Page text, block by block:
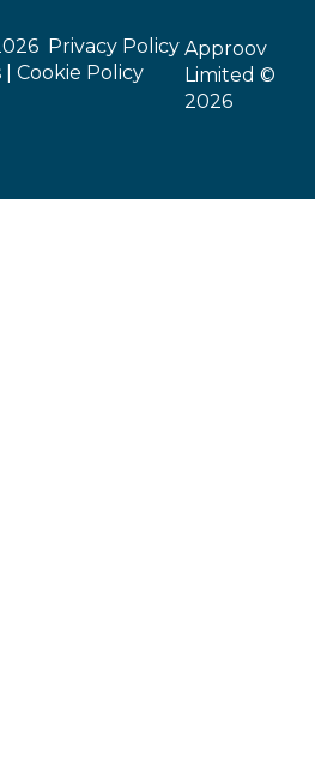
Privacy Policy
Cookie Policy
Approov
Limited ©
2026